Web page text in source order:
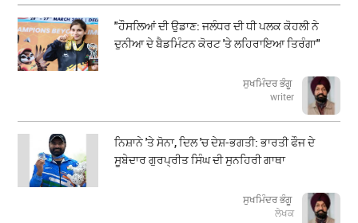
"ਹੌਸਲਿਆਂ ਦੀ ਉਡਾਣ: ਜਲੰਧਰ ਦੀ ਧੀ ਪਲਕ ਕੋਹਲੀ ਨੇ
ਦੁਨੀਆ ਦੇ ਬੈਡਮਿੰਟਨ ਕੋਰਟ 'ਤੇ ਲਹਿਰਾਇਆ ਤਿਰੰਗਾ"
ਸੁਖਮਿੰਦਰ ਭੰਗੂ
writer
ਨਿਸ਼ਾਨੇ 'ਤੇ ਸੋਨਾ, ਦਿਲ 'ਚ ਦੇਸ਼-ਭਗਤੀ: ਭਾਰਤੀ ਫੌਜ ਦੇ
ਸੂਬੇਦਾਰ ਗੁਰਪ੍ਰੀਤ ਸਿੰਘ ਦੀ ਸੁਨਹਿਰੀ ਗਾਥਾ
ਸੁਖਮਿੰਦਰ ਭੰਗੂ
ਲੇਖਕ